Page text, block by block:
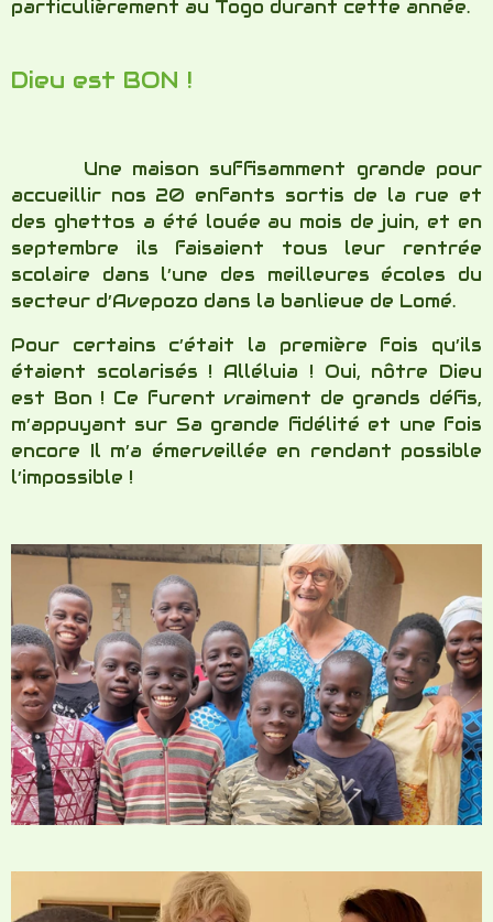
étaient scolarisés ! Alléluia ! Oui, nôtre Dieu
m’appuyant sur Sa grande fidélité et une fois
encore Il m’a émerveillée en rendant possible